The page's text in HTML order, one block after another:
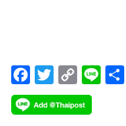
ทุจริต F
ac
e
T
wi
tt
C
o
p
Li